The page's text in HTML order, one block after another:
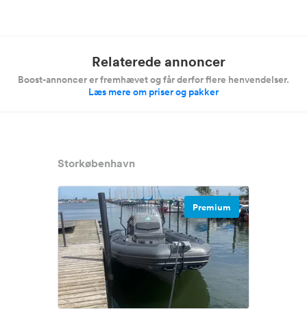
Relaterede annoncer
Boost-annoncer er fremhævet og får derfor flere henvendelser.
Læs mere om priser og pakker
Storkøbenhavn
Premium